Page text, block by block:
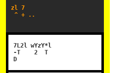
zl 7
^ + ..
7L2l wYzY*l
-T 2 T
D